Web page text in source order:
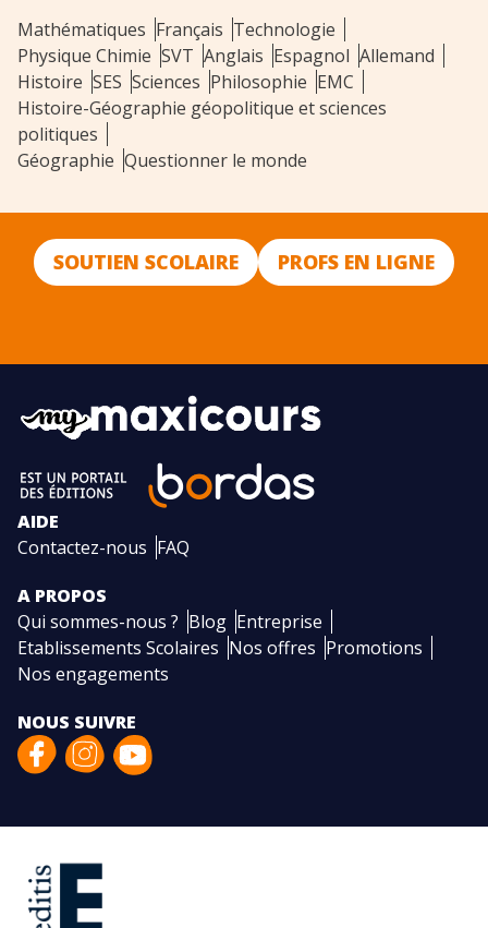
Mathématiques Français Technologie
Physique Chimie SVT Anglais Espagnol Allemand
Histoire SES Sciences Philosophie EMC
Histoire-Géographie géopolitique et sciences
politiques
Géographie Questionner le monde
SOUTIEN SCOLAIRE PROFS EN LIGNE
AIDE
Contactez-nous FAQ
A PROPOS
Qui sommes-nous ? Blog Entreprise
Etablissements Scolaires Nos offres Promotions
Nos engagements
NOUS SUIVRE